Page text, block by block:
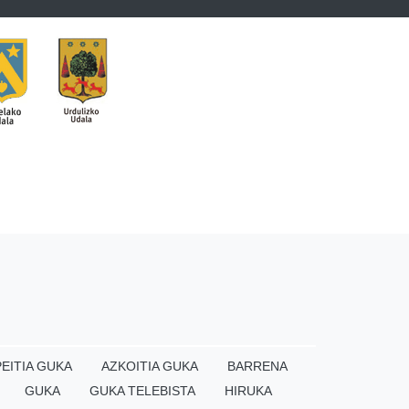
GUKA AZKOITIA GUKA
BARRENA
GUKA GUKA TELEBISTA
HIRUKA